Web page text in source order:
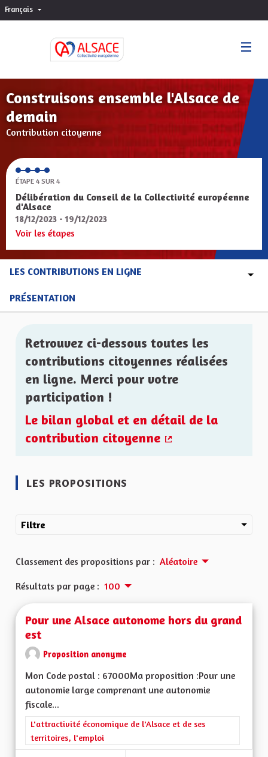
Français Choisir la langue
Construisons ensemble l'Alsace de
demain
Contribution citoyenne
ÉTAPE 4 SUR 4
Délibération du Conseil de la Collectivité européenne
d'Alsace
18/12/2023 - 19/12/2023
Voir les étapes
LES CONTRIBUTIONS EN LIGNE
PRÉSENTATION
Retrouvez ci-dessous toutes les
contributions citoyennes réalisées
en ligne. Merci pour votre
participation !
Le bilan global et en détail de la
contribution citoyenne
LES PROPOSITIONS
Filtre
Classement des propositions par : Aléatoire
Résultats par page : 100
Pour une Alsace autonome hors du grand
est
Proposition anonyme
Mon Code postal : 67000Ma proposition :Pour une
autonomie large comprenant une autonomie
fiscale...
Filtrer les résultats de la catégorie : L'attractivité
L'attractivité économique de l'Alsace et de ses
territoires, l'emploi